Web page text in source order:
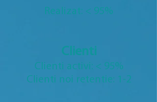
Realizat: < 95%
Clienti
Clienti activi: < 95%
Clienti noi retentie: 1-2